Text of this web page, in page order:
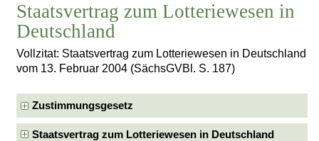
Staatsvertrag zum Lotteriewesen in
Deutschland
Vollzitat: Staatsvertrag zum Lotteriewesen in Deutschland
vom 13. Februar 2004 (SächsGVBl. S. 187)
Zustimmungsgesetz
Staatsvertrag zum Lotteriewesen in Deutschland